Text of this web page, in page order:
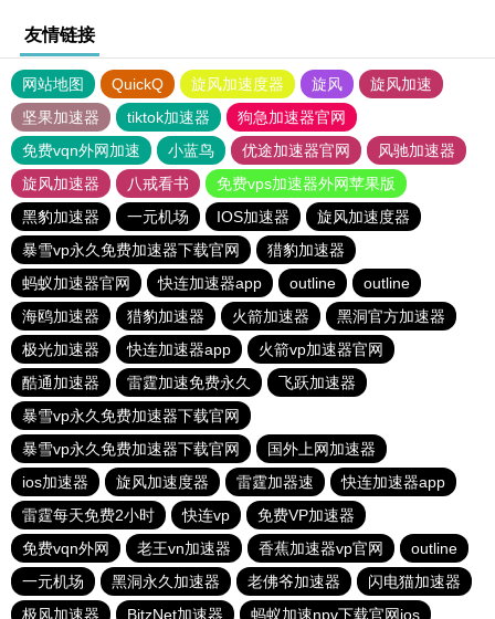
友情链接
网站地图 QuickQ 旋风加速度器 旋风
旋风加速
坚果加速器
tiktok加速器
狗急加速器官网
免费vqn外网加速
小蓝鸟 优途加速器官网
风驰加速器
旋风加速器
八戒看书
免费vps加速器外网苹果版
黑豹加速器
一元机场 IOS加速器
旋风加速度器
暴雪vp永久免费加速器下载官网
猎豹加速器
蚂蚁加速器官网
快连加速器app outline
outline
海鸥加速器
猎豹加速器 火箭加速器
黑洞官方加速器
极光加速器
快连加速器app
火箭vp加速器官网
酷通加速器
雷霆加速免费永久
飞跃加速器
暴雪vp永久免费加速器下载官网
暴雪vp永久免费加速器下载官网
国外上网加速器
ios加速器
旋风加速度器 雷霆加器速
快连加速器app
雷霆每天免费2小时
快连vp
免费VP加速器
免费vqn外网
老王vn加速器 香蕉加速器vp官网
outline
一元机场
黑洞永久加速器 老佛爷加速器
闪电猫加速器
极风加速器
BitzNet加速器 蚂蚁加速npv下载官网ios